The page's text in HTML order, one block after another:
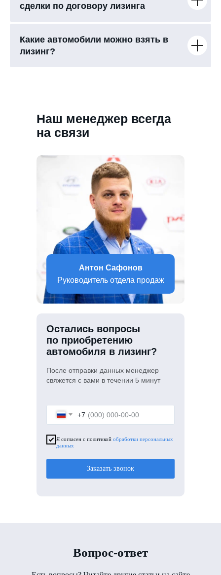
сделки по договору лизинга
Какие автомобили можно взять в
лизинг?
Наш менеджер всегда
на связи
+7
Я согласен с политикой обработки персональных
данных
Заказать звонок
Остались вопросы
по приобретению
автомобиля в лизинг?
После отправки данных менеджер
свяжется с вами в течении 5 минут
Антон Сафонов
Руководитель отдела продаж
Вопрос-ответ